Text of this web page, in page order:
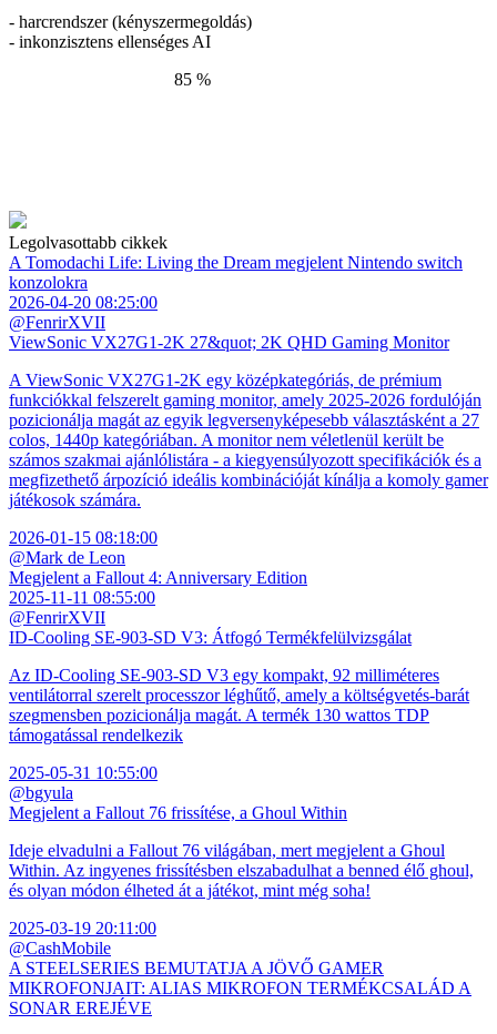
- harcrendszer (kényszermegoldás)
- inkonzisztens ellenséges AI
85 %
Legolvasottabb cikkek
A Tomodachi Life: Living the Dream megjelent Nintendo switch
konzolokra
2026-04-20 08:25:00
@FenrirXVII
ViewSonic VX27G1-2K 27&quot; 2K QHD Gaming Monitor
A ViewSonic VX27G1-2K egy középkategóriás, de prémium
funkciókkal felszerelt gaming monitor, amely 2025-2026 fordulóján
pozicionálja magát az egyik legversenyképesebb választásként a 27
colos, 1440p kategóriában. A monitor nem véletlenül került be
számos szakmai ajánlólistára - a kiegyensúlyozott specifikációk és a
megfizethető árpozíció ideális kombinációját kínálja a komoly gamer
játékosok számára.
2026-01-15 08:18:00
@Mark de Leon
Megjelent a Fallout 4: Anniversary Edition
2025-11-11 08:55:00
@FenrirXVII
ID-Cooling SE-903-SD V3: Átfogó Termékfelülvizsgálat
Az ID-Cooling SE-903-SD V3 egy kompakt, 92 milliméteres
ventilátorral szerelt processzor léghűtő, amely a költségvetés-barát
szegmensben pozicionálja magát. A termék 130 wattos TDP
támogatással rendelkezik
2025-05-31 10:55:00
@bgyula
Megjelent a Fallout 76 frissítése, a Ghoul Within
Ideje elvadulni a Fallout 76 világában, mert megjelent a Ghoul
Within. Az ingyenes frissítésben elszabadulhat a benned élő ghoul,
és olyan módon élheted át a játékot, mint még soha!
2025-03-19 20:11:00
@CashMobile
A STEELSERIES BEMUTATJA A JÖVŐ GAMER
MIKROFONJAIT: ALIAS MIKROFON TERMÉKCSALÁD A
SONAR EREJÉVE